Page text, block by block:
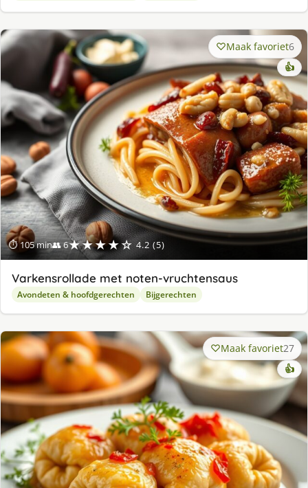
⏱ 105 min👥 6★★★★☆ 4.2 (5)
Maak favoriet6
👍
Varkensrollade met noten-vruchtensaus
Avondeten & hoofdgerechten Bijgerechten
Maak favoriet27
👍